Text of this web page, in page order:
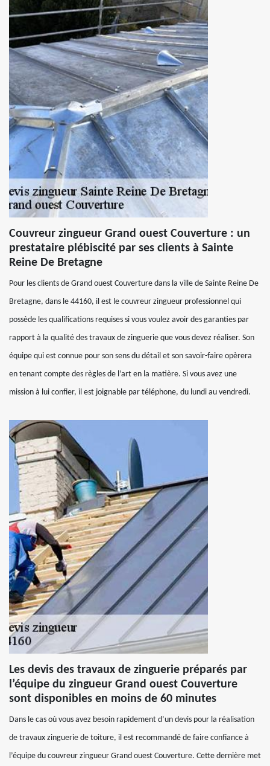
Couvreur zingueur Grand ouest Couverture : un
prestataire plébiscité par ses clients à Sainte
Reine De Bretagne
Pour les clients de Grand ouest Couverture dans la ville de Sainte Reine De
Bretagne, dans le 44160, il est le couvreur zingueur professionnel qui
possède les qualifications requises si vous voulez avoir des garanties par
rapport à la qualité des travaux de zinguerie que vous devez réaliser. Son
équipe qui est connue pour son sens du détail et son savoir-faire opèrera
en tenant compte des règles de l’art en la matière. Si vous avez une
mission à lui confier, il est joignable par téléphone, du lundi au vendredi.
Les devis des travaux de zinguerie préparés par
l’équipe du zingueur Grand ouest Couverture
sont disponibles en moins de 60 minutes
Dans le cas où vous avez besoin rapidement d’un devis pour la réalisation
de travaux zinguerie de toiture, il est recommandé de faire confiance à
l’équipe du couvreur zingueur Grand ouest Couverture. Cette dernière met